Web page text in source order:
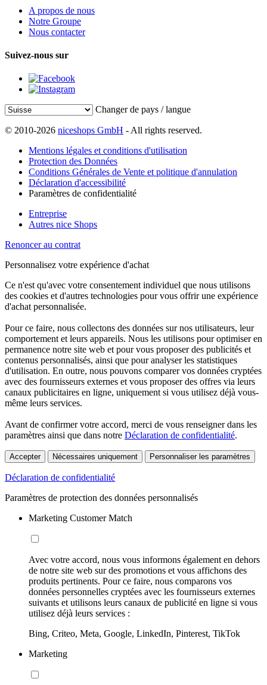
A propos de nous
Notre Groupe
Nous contacter
Suivez-nous sur
Changer de pays / langue
© 2010-2026 niceshops GmbH - All rights reserved.
Mentions légales et conditions d'utilisation
Protection des Données
Conditions Générales de Vente et politique d'annulation
Déclaration d'accessibilité
Paramètres de confidentialité
Entreprise
Autres nice Shops
Renoncer au contrat
Personnalisez votre expérience d'achat
Ce n'est qu'avec votre consentement individuel que nous utilisons
des cookies et d'autres technologies pour vous offrir une expérience
d'achat personnalisée.
Pour ce faire, nous collectons des données sur nos utilisateurs, leur
comportement et leurs appareils. Nous les utilisons pour optimiser en
permanence notre site web et pour vous proposer des publicités et
contenus personnalisés, ainsi que pour analyser les statistiques
d'utilisation. En outre, nous pouvons comparer vos données cryptées
avec des fournisseurs externes et vous proposer des offres via leurs
canaux publicitaires en ligne, uniquement si vous utilisez déjà vous-
même leurs services.
Avant de confirmer votre accord, merci de vous renseigner dans les
paramètres ainsi que dans notre Déclaration de confidentialité.
Accepter Nécessaires uniquement Personnaliser les paramètres
Déclaration de confidentialité
Paramètres de protection des données personnalisés
Marketing Customer Match
Avec votre accord, nous vous informons également en dehors
de notre site web sur des promotions et vous affichons des
produits pertinents. Pour ce faire, nous comparons vos
données personnelles cryptées avec les fournisseurs externes
suivants et utilisons leurs canaux de publicité en ligne si vous
utilisez déjà leurs services :
Bing, Criteo, Meta, Google, LinkedIn, Pinterest, TikTok
Marketing